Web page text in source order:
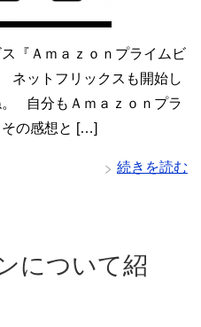
『Ａｍａｚｏｎプライムビ
ネットフリックスも開始し
自分もＡｍａｚｏｎプラ
の感想と […]
続きを読む
について紹